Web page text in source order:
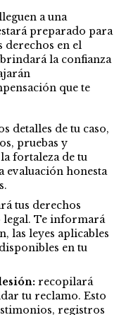
a una
preparado para
derechos en el
la confianza
que te
detalles de tu caso,
pruebas y
fortaleza de tu
honesta
tus derechos
legal. Te informará
las leyes aplicables
en tu
recopilará
tu reclamo. Esto
registros